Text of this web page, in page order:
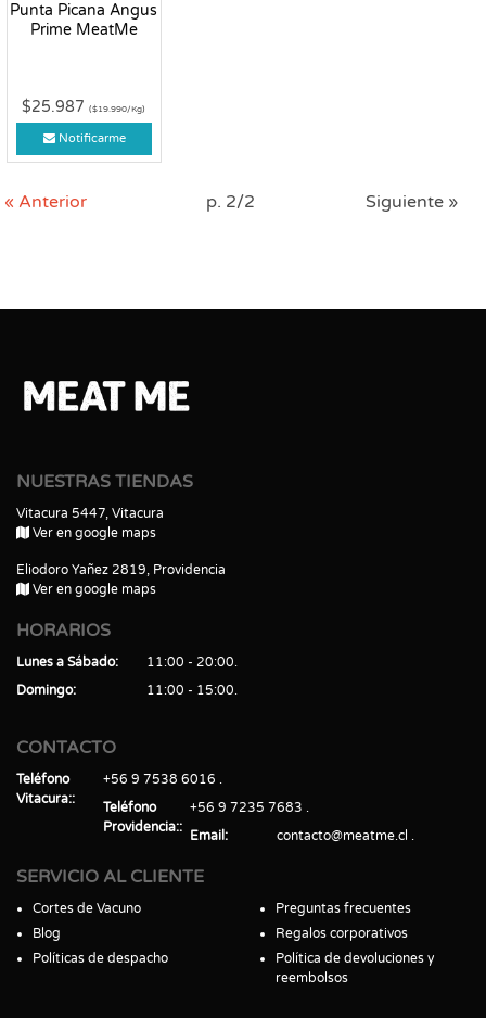
Punta Picana Angus
Prime MeatMe
$25.987($19.990/Kg)
Notificarme
« Anterior p. 2/2 Siguiente »
NUESTRAS TIENDAS
Vitacura 5447, Vitacura
Ver en google maps
Eliodoro Yañez 2819, Providencia
Ver en google maps
HORARIOS
Lunes a Sábado
11:00 - 20:00
Domingo
11:00 - 15:00
CONTACTO
Teléfono
Vitacura:
+56 9 7538 6016
Teléfono
Providencia:
+56 9 7235 7683
Email
contacto@meatme.cl
SERVICIO AL CLIENTE
Cortes de Vacuno
Blog
Políticas de despacho
Preguntas frecuentes
Regalos corporativos
Política de devoluciones y
reembolsos